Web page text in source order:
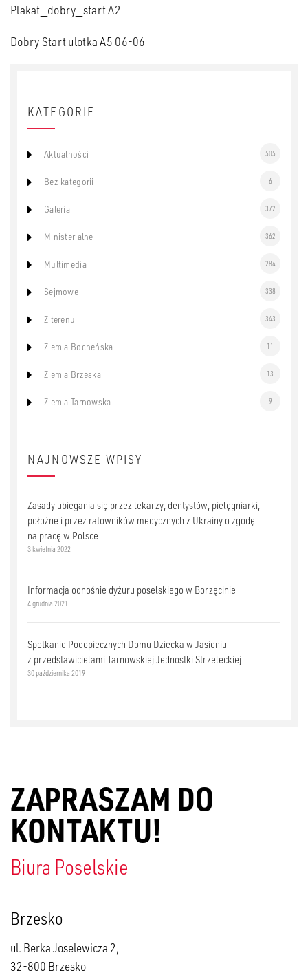
Plakat_dobry_start A2
Dobry Start ulotka A5 06-06
KATEGORIE
Aktualności 505
Bez kategorii 6
Galeria 372
Ministerialne 362
Multimedia 284
Sejmowe 338
Z terenu 343
Ziemia Bocheńska 11
Ziemia Brzeska 13
Ziemia Tarnowska 9
NAJNOWSZE WPISY
Zasady ubiegania się przez lekarzy, dentystów, pielęgniarki,
położne i przez ratowników medycznych z Ukrainy o zgodę
na pracę w Polsce
3 kwietnia 2022
Informacja odnośnie dyżuru poselskiego w Borzęcinie
4 grudnia 2021
Spotkanie Podopiecznych Domu Dziecka w Jasieniu
z przedstawicielami Tarnowskiej Jednostki Strzeleckiej
30 października 2019
ZAPRASZAM DO
KONTAKTU!
Biura Poselskie
Brzesko
ul. Berka Joselewicza 2,
32-800 Brzesko